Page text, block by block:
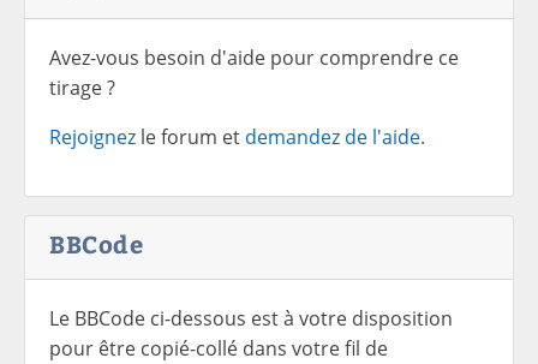
Avez-vous besoin d'aide pour comprendre ce
tirage ?
Rejoignez le forum et demandez de l'aide.
BBCode
Le BBCode ci-dessous est à votre disposition
pour être copié-collé dans votre fil de